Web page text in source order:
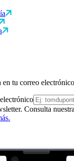
tu correo
Consulta nuestra